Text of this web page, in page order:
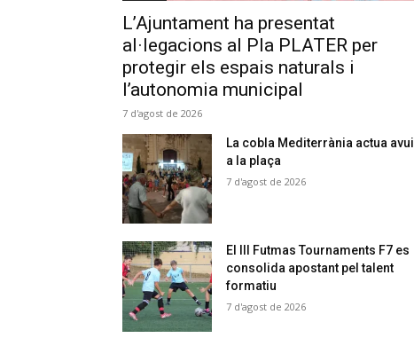
L’Ajuntament ha presentat
al·legacions al Pla PLATER per
protegir els espais naturals i
l’autonomia municipal
7 d'agost de 2026
La cobla Mediterrània actua avui
a la plaça
7 d'agost de 2026
El III Futmas Tournaments F7 es
consolida apostant pel talent
formatiu
7 d'agost de 2026